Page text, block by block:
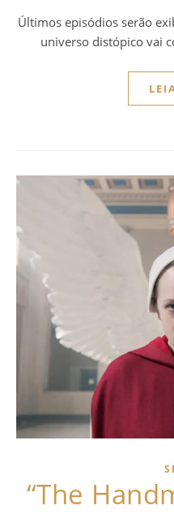
Últimos episódios serão exibidos entre março e maio, mas
universo distópico vai
“The